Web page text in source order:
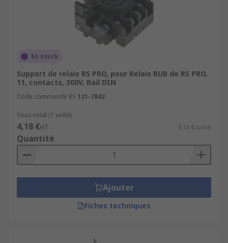
En stock
Support de relais RS PRO, pour Relais RUB de RS PRO,
11, contacts, 300V, Rail DIN
Code commande RS 121-7842
Sous-total (1 unité)
4,18 €HT 4,18 €/unité
Quantité
Ajouter
Fiches techniques